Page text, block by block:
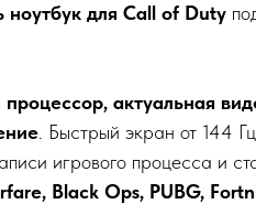
ноутбук для Call of Duty
актуальная
. Быстрый экран от 144
игрового процесса и
Black Ops, PUBG,